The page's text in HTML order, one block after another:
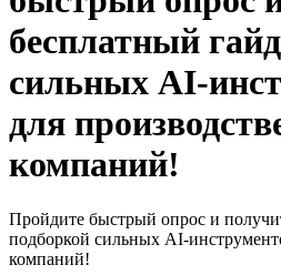
бесплатный
сильных AI-
для
компаний!
Пройдите быстрый опрос и
подборкой сильных AI-
компаний!